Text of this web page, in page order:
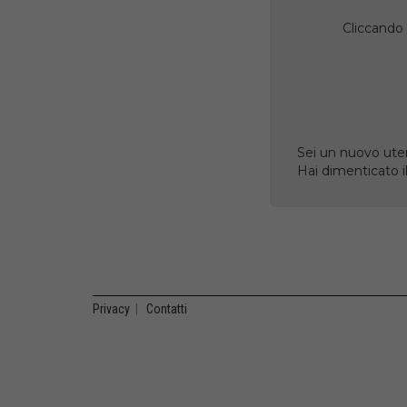
Sei un nuovo
Hai dimenticato
Privacy Contatti